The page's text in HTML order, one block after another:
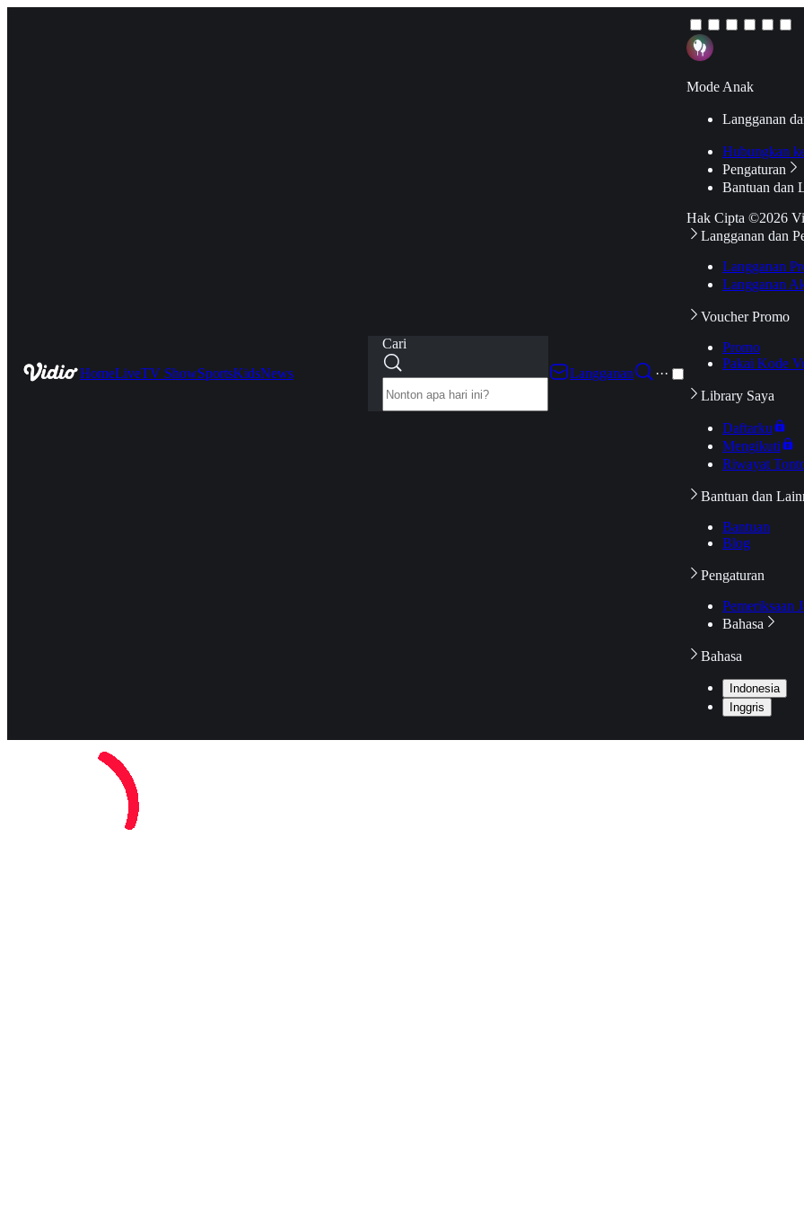
HomeLiveTV ShowSportsKidsNews
Cari
Langganan
···
Mode Anak
Langganan
Hubungkan
Pengaturan
Bantuan dan
Hak Cipta ©2026
Langganan dan
Langganan
Langganan
Voucher Promo
Promo
Pakai Kode
Library Saya
Daftarku
Mengikuti
Riwayat
Bantuan dan
Bantuan
Blog
Pengaturan
Pemeriksaan
Bahasa
Bahasa
Indonesia
Inggris